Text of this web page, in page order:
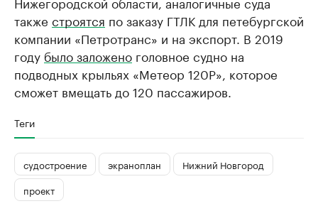
также строятся по заказу ГТЛК для петебургской
компании «Петротранс» и на экспорт. В 2019
году было заложено головное судно на
подводных крыльях «Метеор 120Р», которое
сможет вмещать до 120 пассажиров.
Теги
судостроение экраноплан
Нижний Новгород
проект